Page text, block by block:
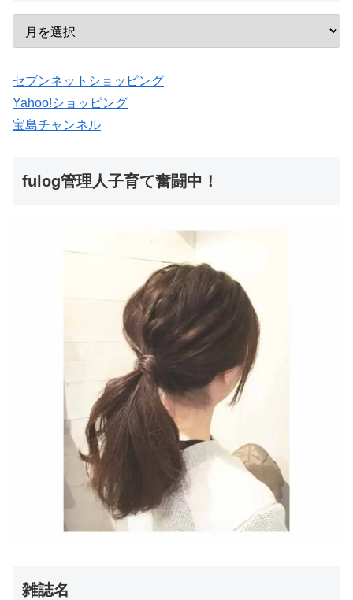
セブンネットショッピング
Yahoo!ショッピング
宝島チャンネル
fulog管理人子育て奮闘中！
雑誌名